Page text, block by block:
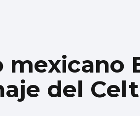
mexicano
del